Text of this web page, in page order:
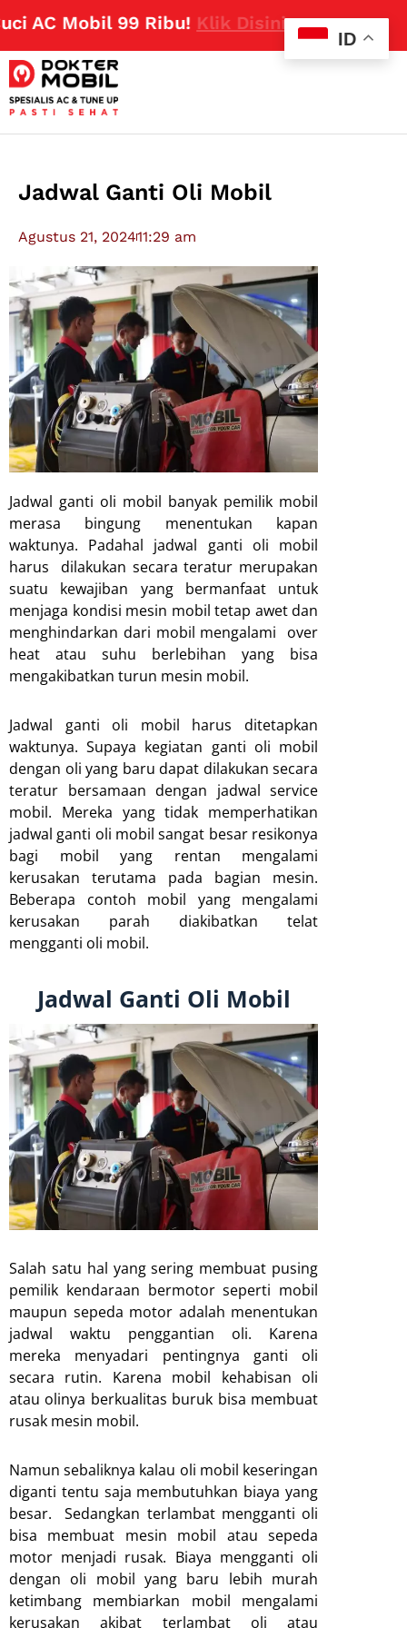
Mobil 99 Ribu!Klik Disini
Jadwal Ganti Oli Mobil
Agustus 21, 202411:29 am
Jadwal ganti oli mobil banyak pemilik mobil
merasa bingung menentukan kapan
waktunya. Padahal jadwal ganti oli mobil
harus dilakukan secara teratur merupakan
suatu kewajiban yang bermanfaat untuk
menjaga kondisi mesin mobil tetap awet dan
menghindarkan dari mobil mengalami over
heat atau suhu berlebihan yang bisa
mengakibatkan turun mesin mobil.
Jadwal ganti oli mobil harus ditetapkan
waktunya. Supaya kegiatan ganti oli mobil
dengan oli yang baru dapat dilakukan secara
teratur bersamaan dengan jadwal service
mobil. Mereka yang tidak memperhatikan
jadwal ganti oli mobil sangat besar resikonya
bagi mobil yang rentan mengalami
kerusakan terutama pada bagian mesin.
Beberapa contoh mobil yang mengalami
kerusakan parah diakibatkan telat
mengganti oli mobil.
Jadwal Ganti Oli Mobil
Salah satu hal yang sering membuat pusing
pemilik kendaraan bermotor seperti mobil
maupun sepeda motor adalah menentukan
jadwal waktu penggantian oli. Karena
mereka menyadari pentingnya ganti oli
secara rutin. Karena mobil kehabisan oli
atau olinya berkualitas buruk bisa membuat
rusak mesin mobil.
Namun sebaliknya kalau oli mobil keseringan
diganti tentu saja membutuhkan biaya yang
besar. Sedangkan terlambat mengganti oli
bisa membuat mesin mobil atau sepeda
motor menjadi rusak. Biaya mengganti oli
dengan oli mobil yang baru lebih murah
ketimbang membiarkan mobil mengalami
kerusakan akibat terlambat oli atau
ID